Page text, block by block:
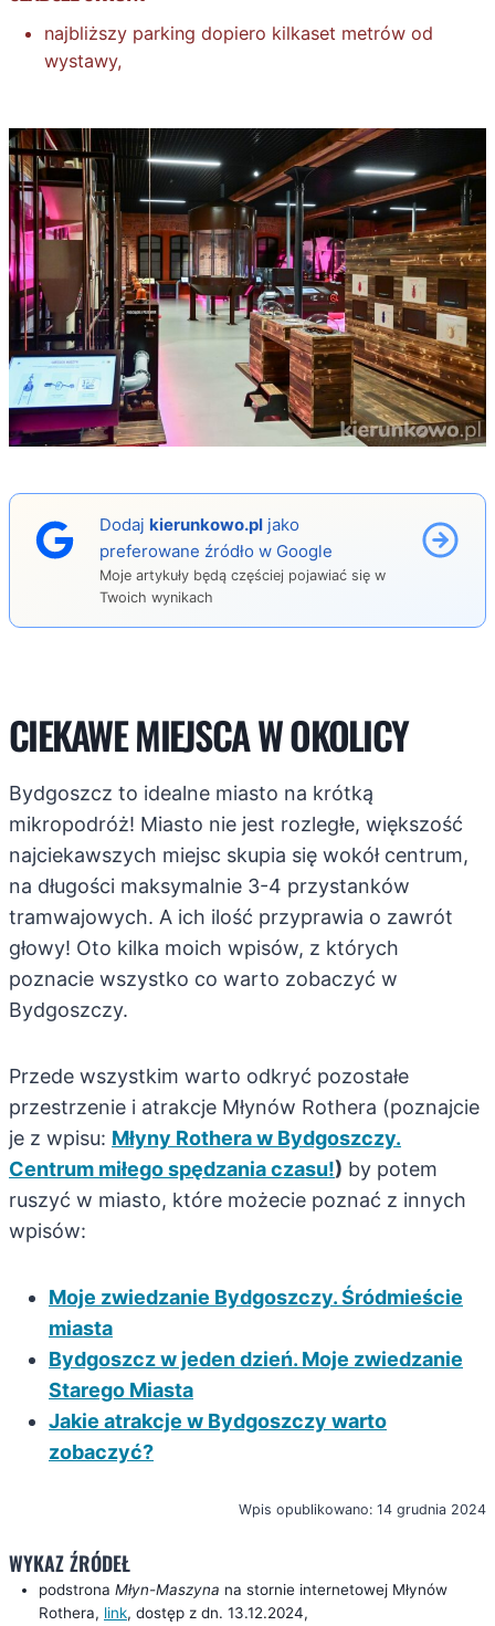
najbliższy parking dopiero kilkaset metrów od
wystawy,
Dodajkierunkowo.pl jako
preferowane źródło w Google
Moje artykuły będą częściej pojawiać się w
Twoich wynikach
CIEKAWE MIEJSCA W OKOLICY
Bydgoszcz to idealne miasto na krótką
mikropodróż! Miasto nie jest rozległe, większość
najciekawszych miejsc skupia się wokół centrum,
na długości maksymalnie 3-4 przystanków
tramwajowych. A ich ilość przyprawia o zawrót
głowy! Oto kilka moich wpisów, z których
poznacie wszystko co warto zobaczyć w
Bydgoszczy.
Przede wszystkim warto odkryć pozostałe
przestrzenie i atrakcje Młynów Rothera (poznajcie
je z wpisu: Młyny Rothera w Bydgoszczy.
Centrum miłego spędzania czasu!) by potem
ruszyć w miasto, które możecie poznać z innych
wpisów:
Moje zwiedzanie Bydgoszczy. Śródmieście
miasta
Bydgoszcz w jeden dzień. Moje zwiedzanie
Starego Miasta
Jakie atrakcje w Bydgoszczy warto
zobaczyć?
Wpis opublikowano: 14 grudnia 2024
WYKAZ ŹRÓDEŁ
podstrona Młyn-Maszyna na stornie internetowej Młynów
Rothera, link, dostęp z dn. 13.12.2024,